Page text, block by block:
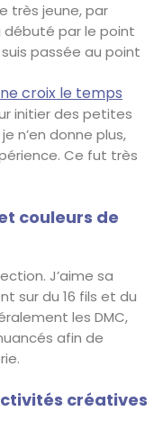
très jeune, par
débuté par le point
passée au point
croix le temps
initier des petites
n’en donne plus,
Ce fut très
couleurs de
J’aime sa
sur du 16 fils et du
les DMC,
afin de
créatives